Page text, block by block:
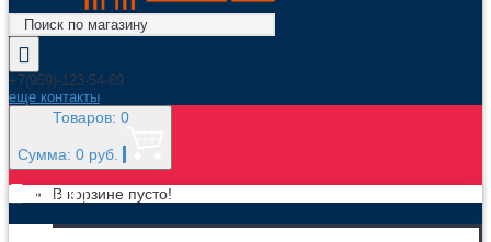
+7(959)-123-54-69
еще контакты
Товаров: 0
Сумма: 0 руб.
В корзине пусто!
МЕНЮ